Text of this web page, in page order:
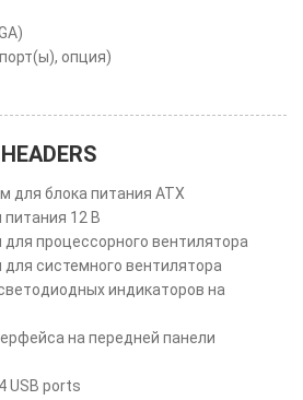
опция)
для блока питания ATX
12 В
процессорного вентилятора
системного вентилятора
индикаторов на
на передней панели
USB ports